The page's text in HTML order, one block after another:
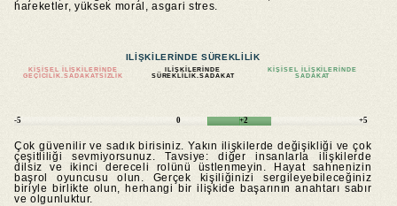
hareketler, yüksek moral, asgari stres.
ILIŞKILERINDE SÜREKLILIK
KIŞISEL ILIŞKILERINDE
GEÇICILIK.SADAKATSIZLIK
ILIŞKILERINDE
SÜREKLILIK.SADAKAT
KIŞISEL ILIŞKILERINDE
SADAKAT
-5 0 +2 +5
Çok güvenilir ve sadık birisiniz. Yakın ilişkilerde değişikliği ve çok
çeşitliliği sevmiyorsunuz. Tavsiye: diğer insanlarla ilişkilerde
dilsiz ve ikinci dereceli rolünü üstlenmeyin. Hayat sahnenizin
başrol oyuncusu olun. Gerçek kişiliğinizi sergileyebileceğiniz
biriyle birlikte olun, herhangi bir ilişkide başarının anahtarı sabır
ve olgunluktur.